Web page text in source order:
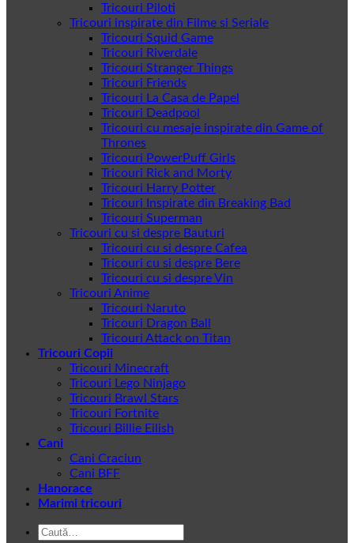
Tricouri Piloti
Tricouri inspirate din Filme si Seriale
Tricouri Squid Game
Tricouri Riverdale
Tricouri Stranger Things
Tricouri Friends
Tricouri La Casa de Papel
Tricouri Deadpool
Tricouri cu mesaje inspirate din Game of
Thrones
Tricouri PowerPuff Girls
Tricouri Rick and Morty
Tricouri Harry Potter
Tricouri Inspirate din Breaking Bad
Tricouri Superman
Tricouri cu si despre Bauturi
Tricouri cu si despre Cafea
Tricouri cu si despre Bere
Tricouri cu si despre Vin
Tricouri Anime
Tricouri Naruto
Tricouri Dragon Ball
Tricouri Attack on Titan
Tricouri Copii
Tricouri Minecraft
Tricouri Lego Ninjago
Tricouri Brawl Stars
Tricouri Fortnite
Tricouri Billie Eilish
Cani
Cani Craciun
Cani BFF
Hanorace
Marimi tricouri
Caută